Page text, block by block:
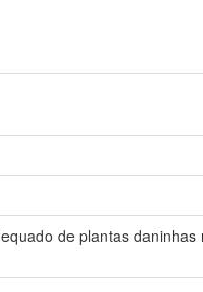
de plantas